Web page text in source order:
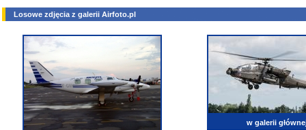
Losowe zdjęcia z galerii Airfoto.pl
w galerii